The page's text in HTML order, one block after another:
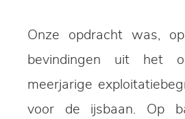
Onze opdracht was,
bevindingen uit het
meerjarige
voor de ijsbaan. Op